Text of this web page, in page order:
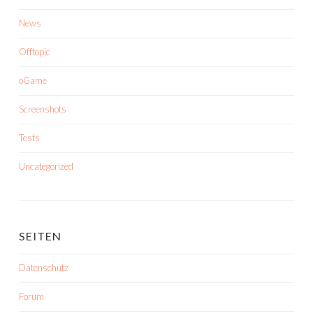
News
Offtopic
oGame
Screenshots
Tests
Uncategorized
SEITEN
Datenschutz
Forum